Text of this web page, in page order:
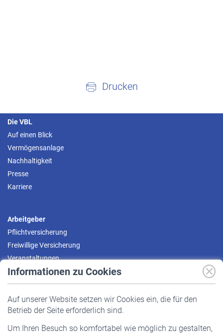
Informationen zu Cookies
Auf unserer Website setzen wir Cookies ein, die für den
Betrieb der Seite erforderlich sind.
Um Ihren Besuch so komfortabel wie möglich zu gestalten,
Drucken
Die VBL
Auf einen Blick
Vermögensanlage
Nachhaltigkeit
Presse
Karriere
Arbeitgeber
Pflichtversicherung
Freiwillige Versicherung
Veranstaltungen
Pflichtversicherung
Staatliche Förderung